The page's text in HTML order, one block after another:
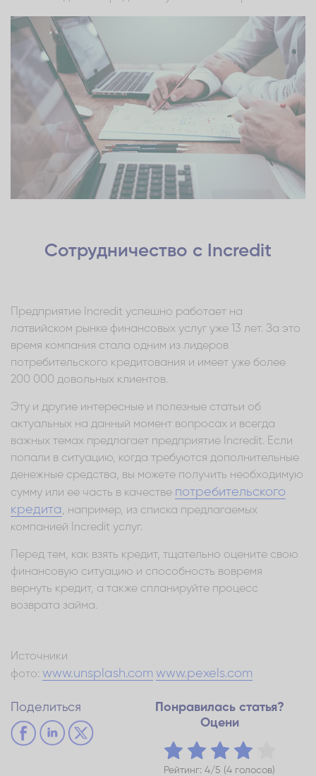
Сотрудничество с Incredit
Предприятие Incredit успешно работает на
латвийском рынке финансовых услуг уже 13 лет. За это
время компания стала одним из лидеров
потребительского кредитования и имеет уже более
200 000 довольных клиентов.
Эту и другие интересные и полезные статьи об
актуальных на данный момент вопросах и всегда
важных темах предлагает предприятие Incredit. Если
попали в ситуацию, когда требуются дополнительные
денежные средства, вы можете получить необходимую
сумму или ее часть в качестве потребительского
кредита, например, из списка предлагаемых
компанией Incredit услуг.
Перед тем, как взять кредит, тщательно оцените свою
финансовую ситуацию и способность вовремя
вернуть кредит, а также спланируйте процесс
возврата займа.
Источники
фото: www.unsplash.com www.pexels.com
Поделиться
Понравилась статья?
Оцени
Рейтинг: 4/5 (4 голосов)